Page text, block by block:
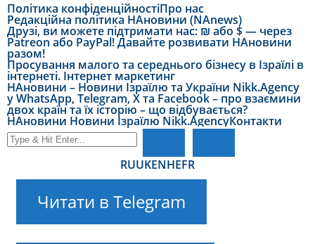
Політика конфіденційностіПро нас
Редакційна політика НАновини (NAnews)
Друзі, ви можете підтримати нас: ₪ або $ — через
Patreon або PayPal! Давайте розвивати НАновини
разом!
Просування малого та середнього бізнесу в Ізраїлі в
інтернеті. Інтернет маркетинг
НАновини – Новини Ізраїлю та України Nikk.Agency
у WhatsApp, Telegram, X та Facebook – про взаємини
двох країн та їх історію – що відбувається?
НАновини Новини Ізраїлю Nikk.AgencyКонтакти
RUUKENHEFR
Читати в Telegram